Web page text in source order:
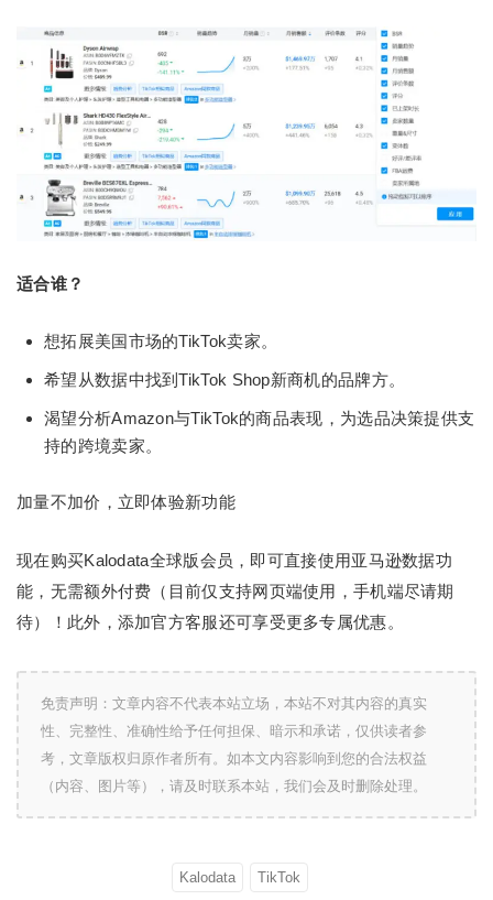
适合谁？
想拓展美国市场的TikTok卖家。
希望从数据中找到TikTok Shop新商机的品牌方。
渴望分析Amazon与TikTok的商品表现，为选品决策提供支
持的跨境卖家。
加量不加价，立即体验新功能
现在购买Kalodata全球版会员，即可直接使用亚马逊数据功
能，无需额外付费（目前仅支持网页端使用，手机端尽请期
待）！此外，添加官方客服还可享受更多专属优惠。
免责声明：文章内容不代表本站立场，本站不对其内容的真实
性、完整性、准确性给予任何担保、暗示和承诺，仅供读者参
考，文章版权归原作者所有。如本文内容影响到您的合法权益
（内容、图片等），请及时联系本站，我们会及时删除处理。
Kalodata TikTok